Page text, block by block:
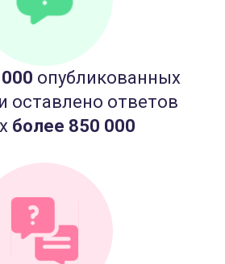
опубликованных
оставлено ответов
более 850 000